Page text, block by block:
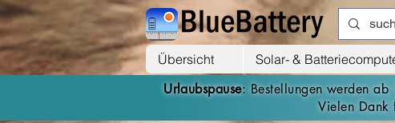
Übersicht Solar- &
Urlaubspause: Bestellungen werden
Vielen Dank